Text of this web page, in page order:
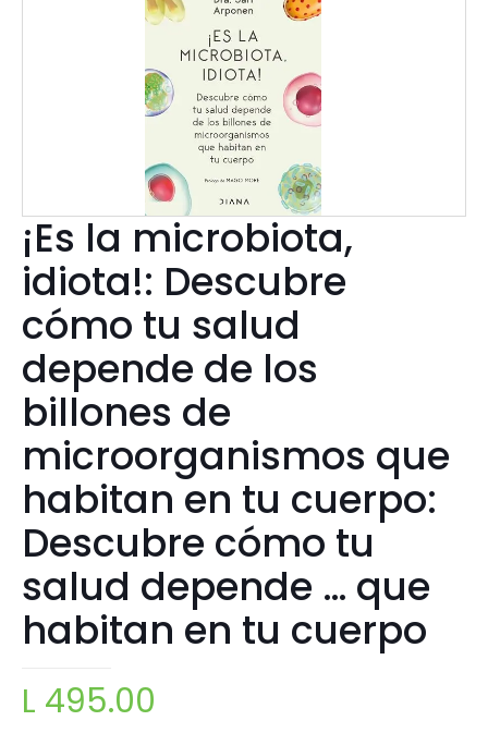
¡Es la microbiota,
idiota!: Descubre
cómo tu salud
depende de los
billones de
microorganismos que
habitan en tu cuerpo:
Descubre cómo tu
salud depende … que
habitan en tu cuerpo
L 495.00